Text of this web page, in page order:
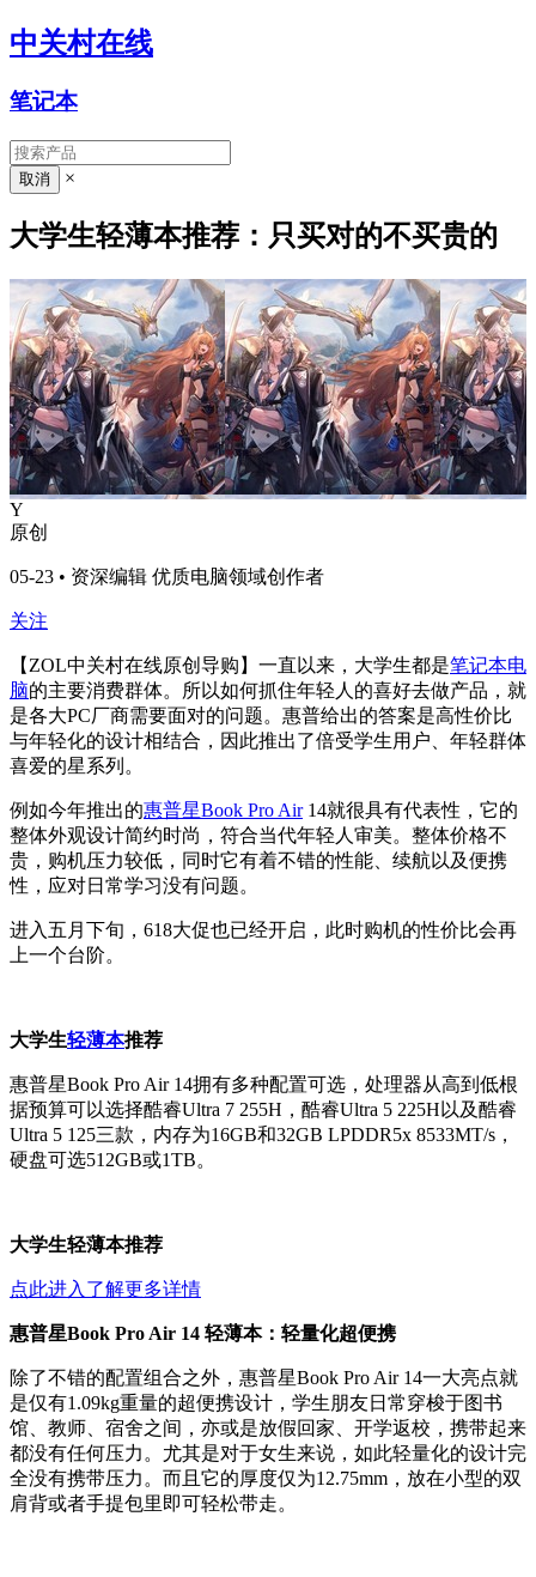
中关村在线
笔记本
×
大学生轻薄本推荐：只买对的不买贵的
Y
原创
05-23 • 资深编辑 优质电脑领域创作者
关注
【ZOL中关村在线原创导购】一直以来，大学生都是笔记本电
脑的主要消费群体。所以如何抓住年轻人的喜好去做产品，就
是各大PC厂商需要面对的问题。惠普给出的答案是高性价比
与年轻化的设计相结合，因此推出了倍受学生用户、年轻群体
喜爱的星系列。
例如今年推出的惠普星Book Pro Air14就很具有代表性，它的
整体外观设计简约时尚，符合当代年轻人审美。整体价格不
贵，购机压力较低，同时它有着不错的性能、续航以及便携
性，应对日常学习没有问题。
进入五月下旬，618大促也已经开启，此时购机的性价比会再
上一个台阶。
大学生轻薄本推荐
惠普星Book Pro Air 14拥有多种配置可选，处理器从高到低根
据预算可以选择酷睿Ultra 7 255H，酷睿Ultra 5 225H以及酷睿
Ultra 5 125三款，内存为16GB和32GB LPDDR5x 8533MT/s，
硬盘可选512GB或1TB。
大学生轻薄本推荐
点此进入了解更多详情
惠普星Book Pro Air 14 轻薄本：轻量化超便携
除了不错的配置组合之外，惠普星Book Pro Air 14一大亮点就
是仅有1.09kg重量的超便携设计，学生朋友日常穿梭于图书
馆、教师、宿舍之间，亦或是放假回家、开学返校，携带起来
都没有任何压力。尤其是对于女生来说，如此轻量化的设计完
全没有携带压力。而且它的厚度仅为12.75mm，放在小型的双
肩背或者手提包里即可轻松带走。